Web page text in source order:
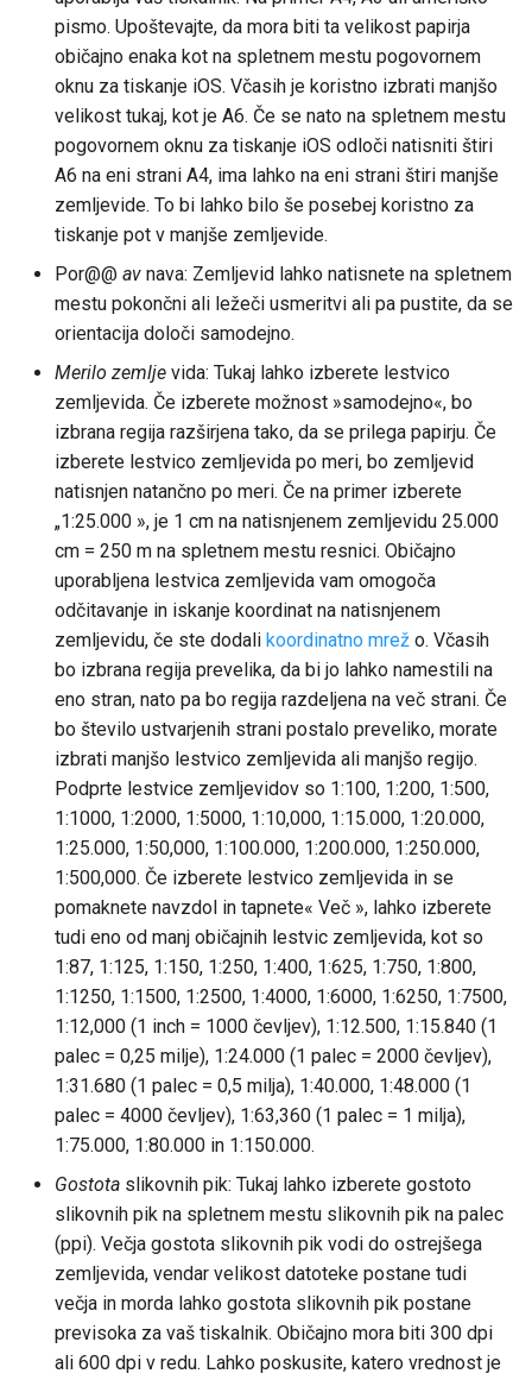
pismo. Upoštevajte, da mora biti ta velikost papirja
običajno enaka kot na spletnem mestu pogovornem
oknu za tiskanje iOS. Včasih je koristno izbrati manjšo
velikost tukaj, kot je A6. Če se nato na spletnem mestu
pogovornem oknu za tiskanje iOS odloči natisniti štiri
A6 na eni strani A4, ima lahko na eni strani štiri manjše
zemljevide. To bi lahko bilo še posebej koristno za
tiskanje pot v manjše zemljevide.
Por@@ av nava: Zemljevid lahko natisnete na spletnem
mestu pokončni ali ležeči usmeritvi ali pa pustite, da se
orientacija določi samodejno.
Merilo zemlje vida: Tukaj lahko izberete lestvico
zemljevida. Če izberete možnost »samodejno«, bo
izbrana regija razširjena tako, da se prilega papirju. Če
izberete lestvico zemljevida po meri, bo zemljevid
natisnjen natančno po meri. Če na primer izberete
„1:25.000 », je 1 cm na natisnjenem zemljevidu 25.000
cm = 250 m na spletnem mestu resnici. Običajno
uporabljena lestvica zemljevida vam omogoča
odčitavanje in iskanje koordinat na natisnjenem
zemljevidu, če ste dodali koordinatno mrež o. Včasih
bo izbrana regija prevelika, da bi jo lahko namestili na
eno stran, nato pa bo regija razdeljena na več strani. Če
bo število ustvarjenih strani postalo preveliko, morate
izbrati manjšo lestvico zemljevida ali manjšo regijo.
Podprte lestvice zemljevidov so 1:100, 1:200, 1:500,
1:1000, 1:2000, 1:5000, 1:10,000, 1:15.000, 1:20.000,
1:25.000, 1:50,000, 1:100.000, 1:200.000, 1:250.000,
1:500,000. Če izberete lestvico zemljevida in se
pomaknete navzdol in tapnete« Več », lahko izberete
tudi eno od manj običajnih lestvic zemljevida, kot so
1:87, 1:125, 1:150, 1:250, 1:400, 1:625, 1:750, 1:800,
1:1250, 1:1500, 1:2500, 1:4000, 1:6000, 1:6250, 1:7500,
1:12,000 (1 inch = 1000 čevljev), 1:12.500, 1:15.840 (1
palec = 0,25 milje), 1:24.000 (1 palec = 2000 čevljev),
1:31.680 (1 palec = 0,5 milja), 1:40.000, 1:48.000 (1
palec = 4000 čevljev), 1:63,360 (1 palec = 1 milja),
1:75.000, 1:80.000 in 1:150.000.
Gostota slikovnih pik: Tukaj lahko izberete gostoto
slikovnih pik na spletnem mestu slikovnih pik na palec
(ppi). Večja gostota slikovnih pik vodi do ostrejšega
zemljevida, vendar velikost datoteke postane tudi
večja in morda lahko gostota slikovnih pik postane
previsoka za vaš tiskalnik. Običajno mora biti 300 dpi
ali 600 dpi v redu. Lahko poskusite, katero vrednost je